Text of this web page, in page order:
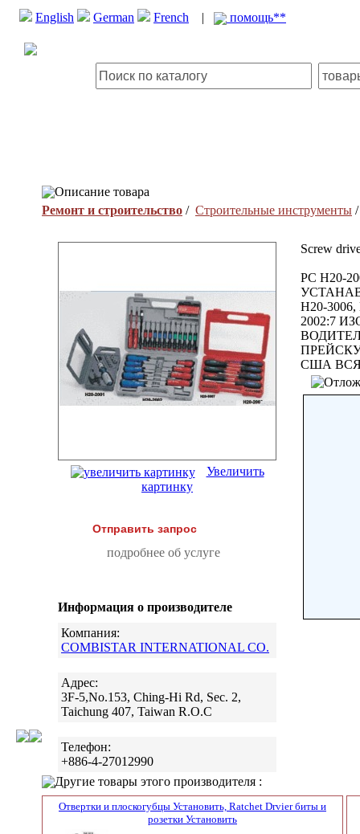
English German French | помощь**
Описание товара
Ремонт и строительство / Строительные инструменты
Увеличить
картинку
Отправить запрос
подробнее об услуге
Информация о производителе
Компания:
COMBISTAR INTERNATIONAL CO.
Адрес:
3F-5,No.153, Ching-Hi Rd, Sec. 2,
Taichung 407, Taiwan R.O.C
Телефон:
+886-4-27012990
Screw
PC H20-
H20-
2002:7
США
Другие товары этого производителя :
Отвертки и плоскогубцы Установить, Ratchet Drvier биты и
розетки Установить